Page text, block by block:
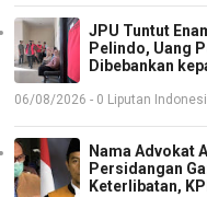
JPU Tuntut
Pelindo, Uang
Dibebankan
06/08/2026 - 0 Liputan
Nama Advokat
Persidangan
Keterlibatan,